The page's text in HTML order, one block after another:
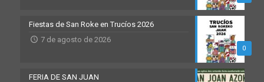
0
Fiestas de San Roke en Trucíos 2026
7 de agosto de 2026
FERIA DE SAN JUAN